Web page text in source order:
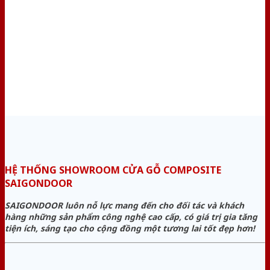
HỆ THỐNG SHOWROOM CỬA GỖ COMPOSITE
SAIGONDOOR
SAIGONDOOR luôn nỗ lực mang đến cho đối tác và khách
hàng những sản phẩm công nghệ cao cấp, có giá trị gia tăng
tiện ích, sáng tạo cho cộng đồng một tương lai tốt đẹp hơn!